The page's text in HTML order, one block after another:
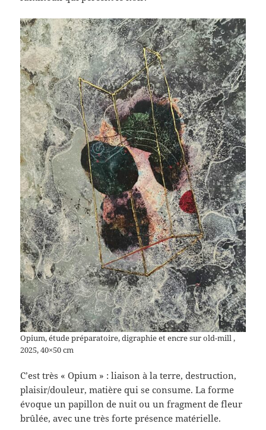
Opium, étude préparatoire, digraphie et encre sur old-mill ,
2025, 40×50 cm
C’est très « Opium » : liaison à la terre, destruction,
plaisir/douleur, matière qui se consume. La forme
évoque un papillon de nuit ou un fragment de fleur
brûlée, avec une très forte présence matérielle.